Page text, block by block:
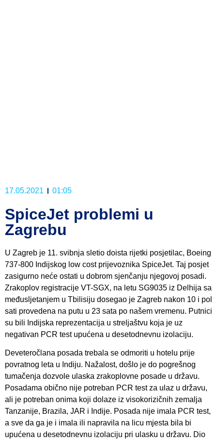
17.05.2021 01:05
SpiceJet problemi u
Zagrebu
U Zagreb je 11. svibnja sletio doista rijetki posjetilac, Boeing
737-800 Indijskog low cost prijevoznika SpiceJet. Taj posjet
zasigurno neće ostati u dobrom sjenčanju njegovoj posadi.
Zrakoplov registracije VT-SGX, na letu SG9035 iz Delhija sa
međusljetanjem u Tbilisiju dosegao je Zagreb nakon 10 i pol
sati provedena na putu u 23 sata po našem vremenu. Putnici
su bili Indijska reprezentacija u streljaštvu koja je uz
negativan PCR test upućena u desetodnevnu izolaciju.
Deveteročlana posada trebala se odmoriti u hotelu prije
povratnog leta u Indiju. Nažalost, došlo je do pogrešnog
tumačenja dozvole ulaska zrakoplovne posade u državu.
Posadama obično nije potreban PCR test za ulaz u državu,
ali je potreban onima koji dolaze iz visokorizičnih zemalja
Tanzanije, Brazila, JAR i Indije. Posada nije imala PCR test,
a sve da ga je i imala ili napravila na licu mjesta bila bi
upućena u desetodnevnu izolaciju pri ulasku u državu. Dio